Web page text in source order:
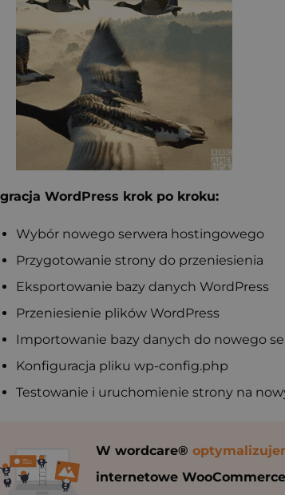
WordPress krok po kroku:
Wybór nowego serwera hostingowego
Przygotowanie strony do przeniesienia
Eksportowanie bazy danych WordPress
Przeniesienie plików WordPress
Importowanie bazy danych do nowego
Konfiguracja pliku wp-config.php
Testowanie i uruchomienie strony na
W wordcare®
internetowe